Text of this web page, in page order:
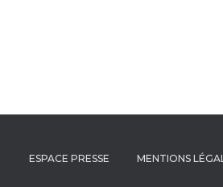
ESPACE PRESSE MENTIONS